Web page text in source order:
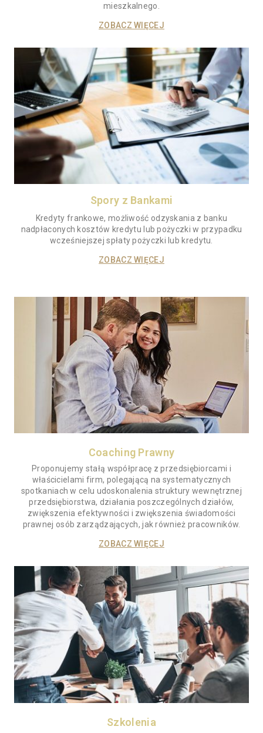
mieszkalnego.
ZOBACZ WIĘCEJ
Spory z Bankami
Kredyty frankowe, możliwość odzyskania z banku
nadpłaconych kosztów kredytu lub pożyczki w przypadku
wcześniejszej spłaty pożyczki lub kredytu.
ZOBACZ WIĘCEJ
Coaching Prawny
Proponujemy stałą współpracę z przedsiębiorcami i
właścicielami firm, polegającą na systematycznych
spotkaniach w celu udoskonalenia struktury wewnętrznej
przedsiębiorstwa, działania poszczególnych działów,
zwiększenia efektywności i zwiększenia świadomości
prawnej osób zarządzających, jak również pracowników.
ZOBACZ WIĘCEJ
Szkolenia